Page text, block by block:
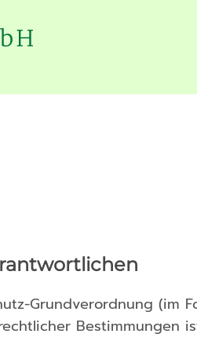
Grundverordnung (im
Bestimmungen